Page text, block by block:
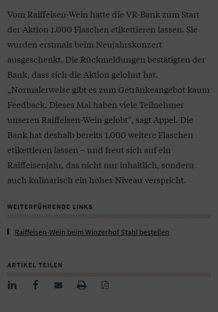
Vom Raiffeisen-Wein hatte die VR-Bank zum Start
der Aktion 1.000 Flaschen etikettieren lassen. Sie
wurden erstmals beim Neujahrskonzert
ausgeschenkt. Die Rückmeldungen bestätigten der
Bank, dass sich die Aktion gelohnt hat.
„Normalerweise gibt es zum Getränkeangebot kaum
Feedback. Dieses Mal haben viele Teilnehmer
unseren Raiffeisen-Wein gelobt“, sagt Appel. Die
Bank hat deshalb bereits 1.000 weitere Flaschen
etikettieren lassen – und freut sich auf ein
Raiffeisenjahr, das nicht nur inhaltlich, sondern
auch kulinarisch ein hohes Niveau verspricht.
WEITERFÜHRENDE LINKS
Raiffeisen-Wein beim Winzerhof Stahl bestellen
ARTIKEL TEILEN